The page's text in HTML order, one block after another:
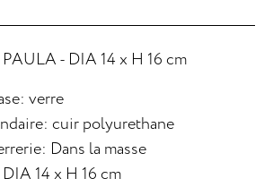
- DIA 14 x H 16 cm
verre
cuir polyurethane
Dans la masse
14 x H 16 cm